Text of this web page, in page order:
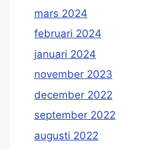
mars 2024
februari 2024
januari 2024
november 2023
december 2022
september 2022
augusti 2022